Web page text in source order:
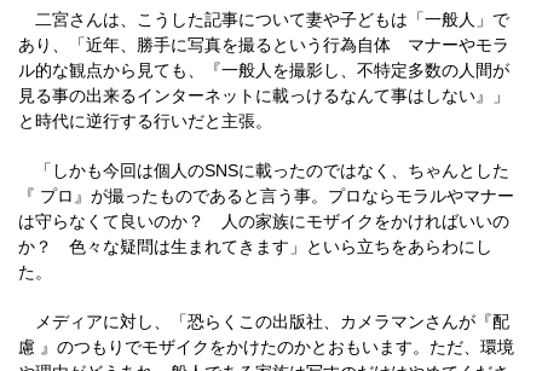
二宮さんは、こうした記事について妻や子どもは「一般人」で
あり、「近年、勝手に写真を撮るという行為自体 マナーやモラ
ル的な観点から見ても、『一般人を撮影し、不特定多数の人間が
見る事の出来るインターネットに載っけるなんて事はしない』」
と時代に逆行する行いだと主張。
「しかも今回は個人のSNSに載ったのではなく、ちゃんとした
『 プロ』が撮ったものであると言う事。プロならモラルやマナー
は守らなくて良いのか？ 人の家族にモザイクをかければいいの
か？ 色々な疑問は生まれてきます」といら立ちをあらわにし
た。
メディアに対し、「恐らくこの出版社、カメラマンさんが『配
慮 』のつもりでモザイクをかけたのかとおもいます。ただ、環境